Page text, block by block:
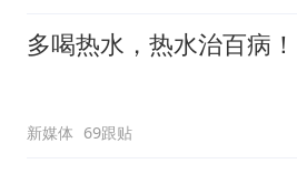
多喝热水，热水治百病！
新媒体 69跟贴